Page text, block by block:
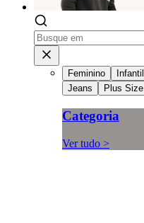
Feminino Infantil
Jeans
Plus Size
Categoria
Ver tudo >